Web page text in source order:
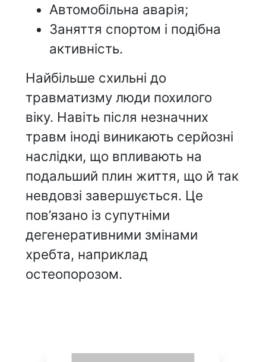
Автомобільна аварія;
Заняття спортом і подібна
активність.
Найбільше схильні до
травматизму люди похилого
віку. Навіть після незначних
травм іноді виникають серйозні
наслідки, що впливають на
подальший плин життя, що й так
невдовзі завершується. Це
пов’язано із супутніми
дегенеративними змінами
хребта, наприклад
остеопорозом.